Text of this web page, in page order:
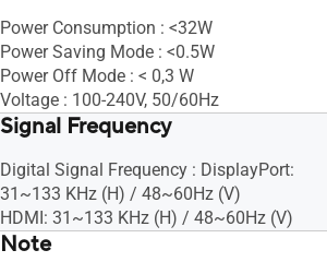
Power Consumption : <32W
Power Saving Mode : <0.5W
Power Off Mode : < 0,3 W
Voltage : 100-240V, 50/60Hz
Signal Frequency
Digital Signal Frequency : DisplayPort:
31~133 KHz (H) / 48~60Hz (V)
HDMI: 31~133 KHz (H) / 48~60Hz (V)
Note